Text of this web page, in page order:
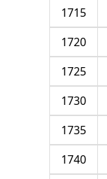
1715
1720
1725
1730
1735
1740